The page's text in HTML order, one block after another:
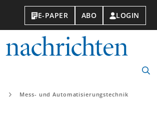
E-PAPER ABO LOGIN
Mess- und Automatisierungstechnik